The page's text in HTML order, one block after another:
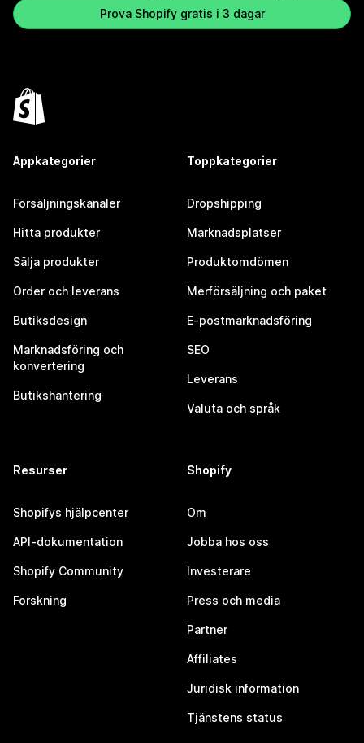
Prova Shopify gratis i 3 dagar
Appkategorier
Försäljningskanaler
Hitta produkter
Sälja produkter
Order och leverans
Butiksdesign
Marknadsföring och
konvertering
Butikshantering
Toppkategorier
Dropshipping
Marknadsplatser
Produktomdömen
Merförsäljning och paket
E-postmarknadsföring
SEO
Leverans
Valuta och språk
Resurser
Shopifys hjälpcenter
API-dokumentation
Shopify Community
Forskning
Shopify
Om
Jobba hos oss
Investerare
Press och media
Partner
Affiliates
Juridisk information
Tjänstens status